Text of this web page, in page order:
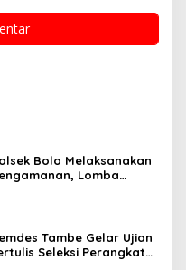
Bolo Melaksanakan
Lomba
ke-80 .Tambe Gelar Ujian
Seleksi Perangkat